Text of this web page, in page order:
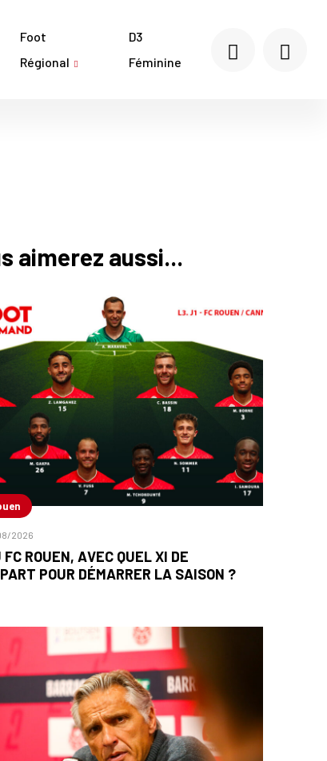
Foot
Régional
D3
Féminine
aimerez aussi...
2026
FC ROUEN, AVEC QUEL XI DE
POUR DÉMARRER LA SAISON ?